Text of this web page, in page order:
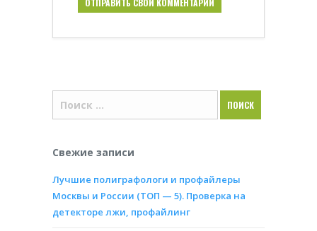
Свежие записи
Лучшие полиграфологи и профайлеры
Москвы и России (ТОП — 5). Проверка на
детекторе лжи, профайлинг